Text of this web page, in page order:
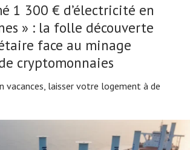
1 300 € d’électricité en
» : la folle découverte
face au minage
cryptomonnaies
vacances, laisser votre logement à de